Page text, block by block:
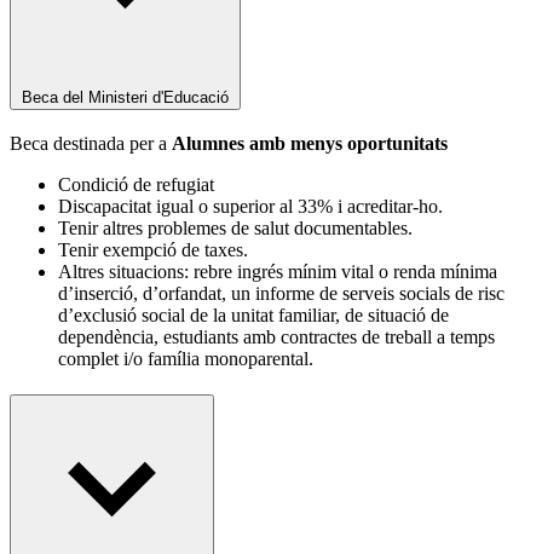
Beca del Ministeri d'Educació
Beca destinada per a Alumnes amb menys oportunitats
Condició de refugiat
Discapacitat igual o superior al 33% i acreditar-ho.
Tenir altres problemes de salut documentables.
Tenir exempció de taxes.
Altres situacions: rebre ingrés mínim vital o renda mínima
d’inserció, d’orfandat, un informe de serveis socials de risc
d’exclusió social de la unitat familiar, de situació de
dependència, estudiants amb contractes de treball a temps
complet i/o família monoparental.